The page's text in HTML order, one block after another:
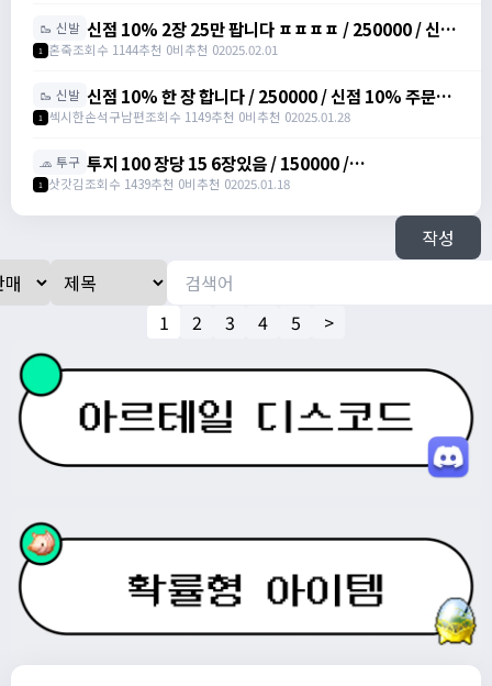
🥾 신발 신점 10% 2장 25만 팝니다 ㅍㅍㅍㅍ / 250000 / 신발
점프 주문서 10%, 총 2장 /
1 혼죽조회수 1144추천 0비추천 02025.02.01
🥾 신발 신점 10% 한 장 합니다 / 250000 / 신점 10% 주문서
팝니다 / https://open.kakao.com/o/srgUnZch
1 섹시한손석구남편조회수 1149추천 0비추천 02025.01.28
🧢 투구 투지 100 장당 15 6장있음 / 150000 /
https://open.kakao.com/o/szVItdbh
1 삿갓김조회수 1439추천 0비추천 02025.01.18
작성
1 2 3 4 5 >